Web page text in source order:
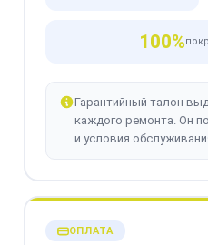
100%
Гарантийный талон
каждого ремонта. Он
и условия
ОПЛАТА